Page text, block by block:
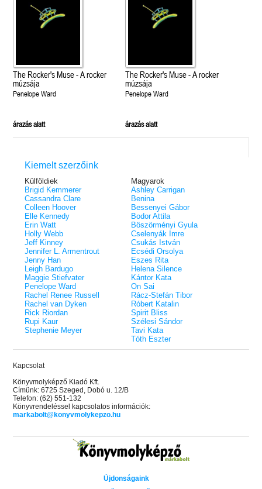
The Rocker's Muse - A rocker
múzsája
Penelope Ward
árazás alatt
The Rocker's Muse - A rocker
múzsája
Penelope Ward
árazás alatt
Kiemelt szerzőink
Külföldiek
Brigid Kemmerer
Cassandra Clare
Colleen Hoover
Elle Kennedy
Erin Watt
Holly Webb
Jeff Kinney
Jennifer L. Armentrout
Jenny Han
Leigh Bardugo
Maggie Stiefvater
Penelope Ward
Rachel Renee Russell
Rachel van Dyken
Rick Riordan
Rupi Kaur
Stephenie Meyer
Magyarok
Ashley Carrigan
Benina
Bessenyei Gábor
Bodor Attila
Böszörményi Gyula
Cselenyák Imre
Csukás István
Ecsédi Orsolya
Eszes Rita
Helena Silence
Kántor Kata
On Sai
Rácz-Stefán Tibor
Róbert Katalin
Spirit Bliss
Szélesi Sándor
Tavi Kata
Tóth Eszter
Kapcsolat
Könyvmolyképző Kiadó Kft.
Címünk: 6725 Szeged, Dobó u. 12/B
Telefon: (62) 551-132
Könyvrendeléssel kapcsolatos információk:
markabolt@konyvmolykepzo.hu
Újdonságaink